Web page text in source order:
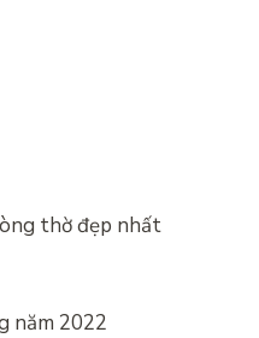
năm 2022